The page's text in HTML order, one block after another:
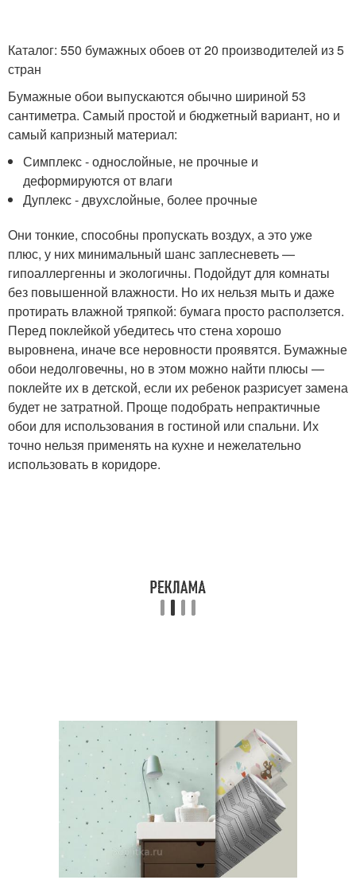
Каталог: 550 бумажных обоев от 20 производителей из 5
стран
Бумажные обои выпускаются обычно шириной 53
сантиметра. Самый простой и бюджетный вариант, но и
самый капризный материал:
Симплекс - однослойные, не прочные и
деформируются от влаги
Дуплекс - двухслойные, более прочные
Они тонкие, способны пропускать воздух, а это уже
плюс, у них минимальный шанс заплесневеть —
гипоаллергенны и экологичны. Подойдут для комнаты
без повышенной влажности. Но их нельзя мыть и даже
протирать влажной тряпкой: бумага просто расползется.
Перед поклейкой убедитесь что стена хорошо
выровнена, иначе все неровности проявятся. Бумажные
обои недолговечны, но в этом можно найти плюсы —
поклейте их в детской, если их ребенок разрисует замена
будет не затратной. Проще подобрать непрактичные
обои для использования в гостиной или спальни. Их
точно нельзя применять на кухне и нежелательно
использовать в коридоре.